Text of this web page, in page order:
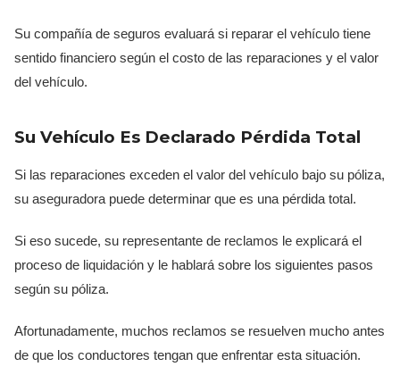
Su compañía de seguros evaluará si reparar el vehículo tiene
sentido financiero según el costo de las reparaciones y el valor
del vehículo.
Su Vehículo Es Declarado Pérdida Total
Si las reparaciones exceden el valor del vehículo bajo su póliza,
su aseguradora puede determinar que es una pérdida total.
Si eso sucede, su representante de reclamos le explicará el
proceso de liquidación y le hablará sobre los siguientes pasos
según su póliza.
Afortunadamente, muchos reclamos se resuelven mucho antes
de que los conductores tengan que enfrentar esta situación.